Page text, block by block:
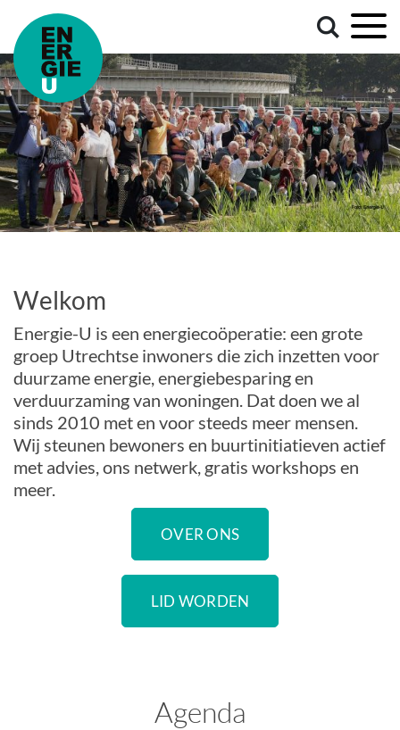
Welkom
Energie-U is een energiecoöperatie: een grote
groep Utrechtse inwoners die zich inzetten voor
duurzame energie, energiebesparing en
verduurzaming van woningen. Dat doen we al
sinds 2010 met en voor steeds meer mensen.
Wij steunen bewoners en buurtinitiatieven actief
met advies, ons netwerk, gratis workshops en
meer.
OVER ONS
LID WORDEN
Agenda